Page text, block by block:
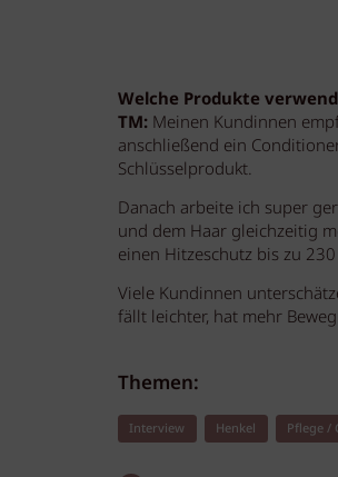
Welche Produkte
TM: Meinen Kundinnen
anschließend ein
Schlüsselprodukt.
Danach arbeite ich super
und dem Haar gleichzeitig
einen Hitzeschutz bis zu
Viele Kundinnen
fällt leichter, hat mehr
Themen:
Interview Henkel Pflege /